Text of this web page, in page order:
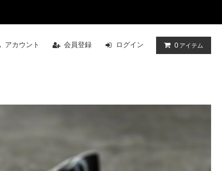
アカウント 会員登録 ログイン 0 アイテム